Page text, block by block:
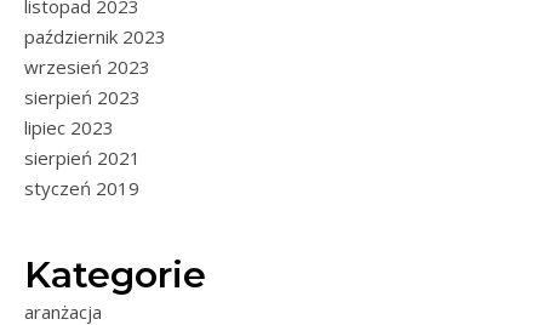
listopad 2023
październik 2023
wrzesień 2023
sierpień 2023
lipiec 2023
sierpień 2021
styczeń 2019
Kategorie
aranżacja